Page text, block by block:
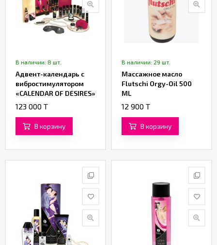
В наличии: 8 шт.
Адвент-календарь с
вибростимулятором
«CALENDAR OF DESIRES»
от «Shunga»
123 000 T
В корзину
В наличии: 29 шт.
Массажное масло
Flutschi Orgy-Oil 500
ML
12 900 T
В корзину